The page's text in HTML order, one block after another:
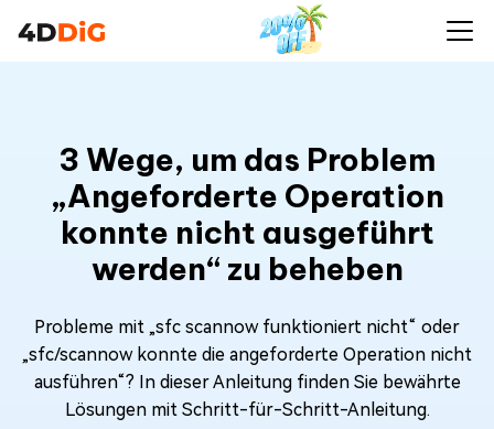
3 Wege, um das Problem
„Angeforderte Operation
konnte nicht ausgeführt
werden“ zu beheben
Probleme mit „sfc scannow funktioniert nicht“ oder
„sfc/scannow konnte die angeforderte Operation nicht
ausführen“? In dieser Anleitung finden Sie bewährte
Lösungen mit Schritt-für-Schritt-Anleitung.